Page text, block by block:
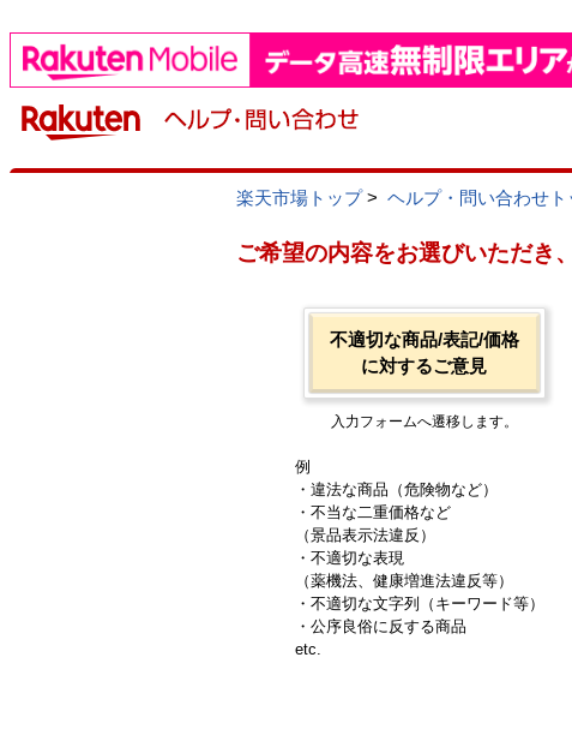
楽天市場トップ> ヘルプ・問い合わせト
ご希望の内容をお選びいただき
不適切な商品/表記/価格
に対するご意見
入力フォームへ遷移します。
例
・違法な商品（危険物など）
・不当な二重価格など
（景品表示法違反）
・不適切な表現
（薬機法、健康増進法違反等）
・不適切な文字列（キーワード等）
・公序良俗に反する商品
etc.